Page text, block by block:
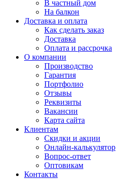
В частный дом
На балкон
Доставка и оплата
Как сделать заказ
Доставка
Оплата и рассрочка
О компании
Производство
Гарантия
Портфолио
Отзывы
Реквизиты
Вакансии
Карта сайта
Клиентам
Скидки и акции
Онлайн-калькулятор
Вопрос-ответ
Оптовикам
Контакты